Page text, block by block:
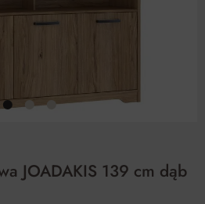
JOADAKIS 139 cm dąb